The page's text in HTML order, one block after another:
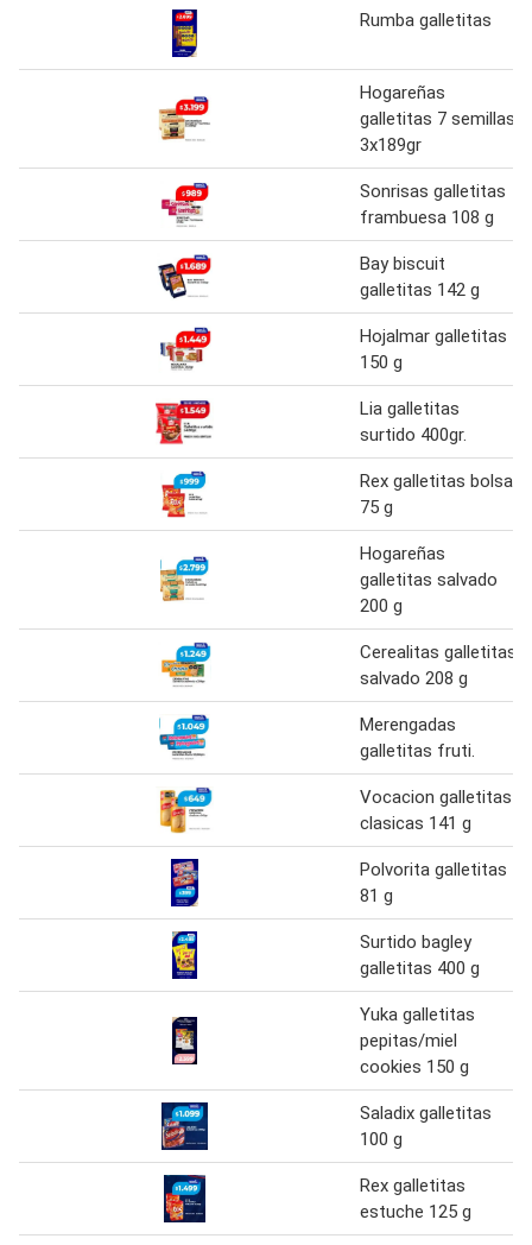
Rumba galletitas
Hogareñas
galletitas 7 semillas
3x189gr
Sonrisas galletitas
frambuesa 108 g
Bay biscuit
galletitas 142 g
Hojalmar galletitas
150 g
Lia galletitas
surtido 400gr.
Rex galletitas bolsa
75 g
Hogareñas
galletitas salvado
200 g
Cerealitas galletitas
salvado 208 g
Merengadas
galletitas fruti.
Vocacion galletitas
clasicas 141 g
Polvorita galletitas
81 g
Surtido bagley
galletitas 400 g
Yuka galletitas
pepitas/miel
cookies 150 g
Saladix galletitas
100 g
Rex galletitas
estuche 125 g